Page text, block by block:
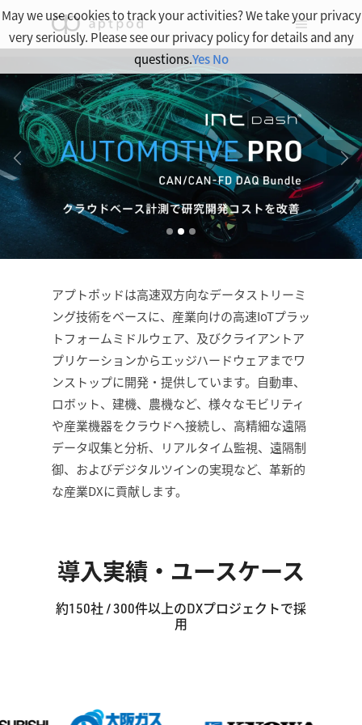
アプトポッドは高速双方向なデータストリーミ
ング技術をベースに、産業向けの高速IoTプラッ
トフォームミドルウェア、及びクライアントア
プリケーションからエッジハードウェアまでワ
ンストップに開発・提供しています。自動車、
ロボット、建機、農機など、様々なモビリティ
や産業機器をクラウドへ接続し、高精細な遠隔
データ収集と分析、リアルタイム監視、遠隔制
御、およびデジタルツインの実現など、革新的
な産業DXに貢献します。
導入実績・ユースケース
約150社 / 300件以上のDXプロジェクトで採
用
May we use cookies to track your activities? We take your privacy
very seriously. Please see our privacy policy for details and any
questions.Yes No